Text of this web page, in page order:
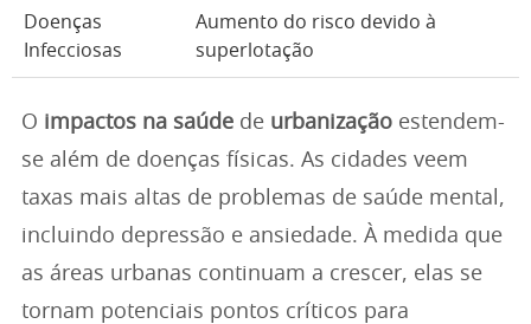
Doenças
Infecciosas
Aumento do risco devido à
superlotação
O impactos na saúde de urbanização estendem-
se além de doenças físicas. As cidades veem
taxas mais altas de problemas de saúde mental,
incluindo depressão e ansiedade. À medida que
as áreas urbanas continuam a crescer, elas se
tornam potenciais pontos críticos para